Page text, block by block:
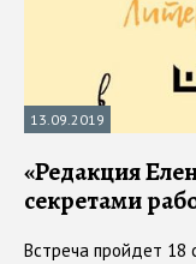
13.09.2019
«Редакция
секретами
Встреча пройдет 18